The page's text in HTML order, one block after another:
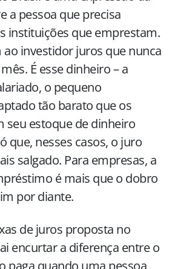
a pessoa que precisa
instituições que emprestam.
ao investidor juros que nunca
É esse dinheiro – a
o pequeno
tão barato que os
seu estoque de dinheiro
que, nesses casos, o juro
salgado. Para empresas, a
é mais que o dobro
por diante.
de juros proposta no
encurtar a diferença entre o
paga quando uma pessoa